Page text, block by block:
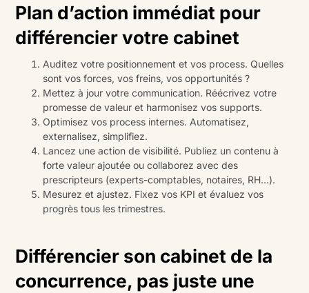
Plan d’action immédiat pour
différencier votre cabinet
Auditez votre positionnement et vos process. Quelles
sont vos forces, vos freins, vos opportunités ?
Mettez à jour votre communication. Réécrivez votre
promesse de valeur et harmonisez vos supports.
Optimisez vos process internes. Automatisez,
externalisez, simplifiez.
Lancez une action de visibilité. Publiez un contenu à
forte valeur ajoutée ou collaborez avec des
prescripteurs (experts-comptables, notaires, RH…).
Mesurez et ajustez. Fixez vos KPI et évaluez vos
progrès tous les trimestres.
Différencier son cabinet de la
concurrence, pas juste une